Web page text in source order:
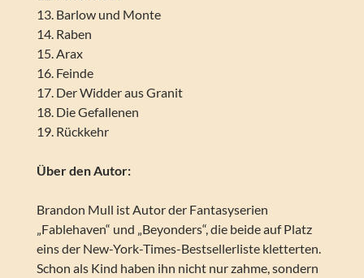
13. Barlow und Monte
14. Raben
15. Arax
16. Feinde
17. Der Widder aus Granit
18. Die Gefallenen
19. Rückkehr
Über den Autor:
Brandon Mull ist Autor der Fantasyserien
„Fablehaven“ und „Beyonders“, die beide auf Platz
eins der New-York-Times-Bestsellerliste kletterten.
Schon als Kind haben ihn nicht nur zahme, sondern